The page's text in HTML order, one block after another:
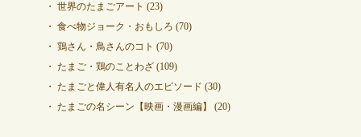
世界のたまごアート (23)
食べ物ジョーク・おもしろ (70)
鶏さん・鳥さんのコト (70)
たまご・鶏のことわざ(109)
たまごと偉人有名人のエピソード (30)
たまごの名シーン【映画・漫画編】
(20)